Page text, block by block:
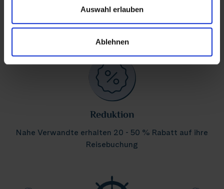
Auswahl erlauben
Ablehnen
modernes Umfeld
ergonomischer und moderner Arbeitsplatz
Reduktion
Nahe Verwandte erhalten 20 - 50 % Rabatt auf ihre
Reisebuchung